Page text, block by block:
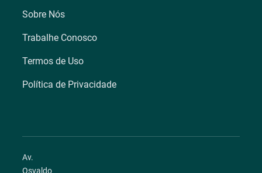
Sobre Nós
Trabalhe Conosco
Termos de Uso
Política de Privacidade
Av.
Osvaldo